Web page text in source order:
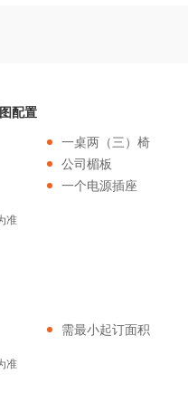
配置
一桌两（三）椅
公司楣板
一个电源插座
准
需最小起订面积
准